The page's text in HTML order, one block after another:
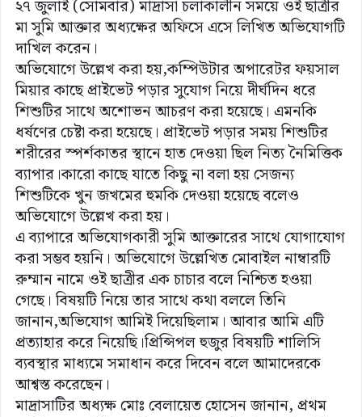
২৭ জুলাই (সোমবার) মাদ্রাসা চলাকালীন সময়ে ওই ছাত্রীর
মা সুমি আক্তার অধ্যক্ষের অফিসে এসে লিখিত অভিযোগটি
দাখিল করেন।
অভিযোগে উল্লেখ করা হয়,কম্পিউটার অপারেটর ফয়সাল
মিয়ার কাছে প্রাইভেট পড়ার সুযোগ নিয়ে দীর্ঘদিন ধরে
শিশুটির সাথে অশোভন আচরণ করা হয়েছে। এমনকি
ধর্ষণের চেষ্টা করা হয়েছে। প্রাইভেট পড়ার সময় শিশুটির
শরীরের স্পর্শকাতর স্থানে হাত দেওয়া ছিল নিত্য নৈমিত্তিক
ব্যাপার।কারো কাছে যাতে কিছু না বলা হয় সেজন্য
শিশুটিকে খুন জখমের হুমকি দেওয়া হয়েছে বলেও
অভিযোগে উল্লেখ করা হয়।
এ ব্যাপারে অভিযোগকারী সুমি আক্তারের সাথে যোগাযোগ
করা সম্ভব হয়নি। অভিযোগে উল্লেখিত মোবাইল নাম্বারটি
রুম্মান নামে ওই ছাত্রীর এক চাচার বলে নিশ্চিত হওয়া
গেছে। বিষয়টি নিয়ে তার সাথে কথা বললে তিনি
জানান,অভিযোগ আমিই দিয়েছিলাম। আবার আমি এটি
প্রত্যাহার করে নিয়েছি।প্রিন্সিপল হুজুর বিষয়টি শালিসি
ব্যবস্থার মাধ্যমে সমাধান করে দিবেন বলে আমাদেরকে
আশ্বস্ত করেছেন।
মাদ্রাসাটির অধ্যক্ষ মোঃ বেলায়েত হোসেন জানান, প্রথম